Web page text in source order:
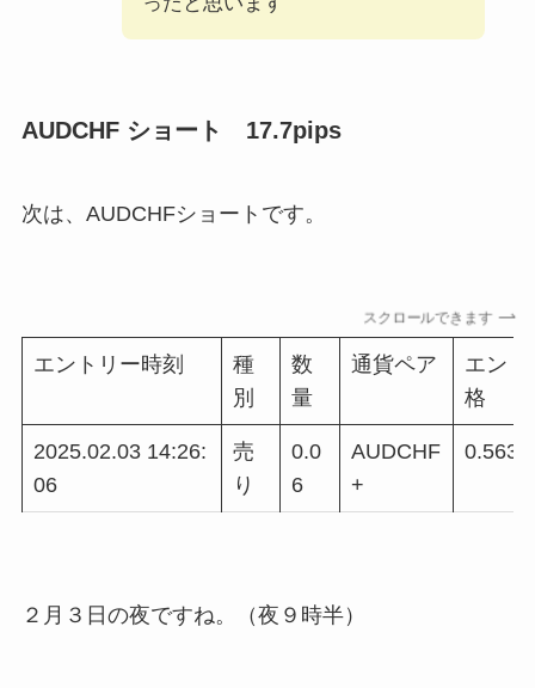
AUDCHF ショート 17.7pips
次は、AUDCHFショートです。
スクロールできます
エントリー時刻
種
別
数
量
通貨ペア
エント
格
2025.02.03 14:26:
06
売
り
0.0
6
AUDCHF
+
２月３日の夜ですね。（夜９時半）